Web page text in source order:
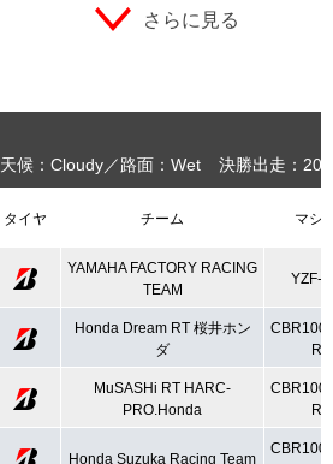
さらに見る
天候：Cloudy 路面：Wet 決勝出走：20
タイヤ チーム マシ
YAMAHA FACTORY RACING
TEAM
YZF-
Honda Dream RT 桜井ホン
ダ
R
MuSASHi RT HARC-
PRO.Honda
R
Honda Suzuka Racing Team